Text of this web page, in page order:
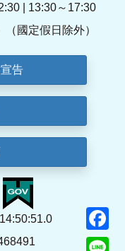
| 13:30～17:30
（國定假日除外）
告